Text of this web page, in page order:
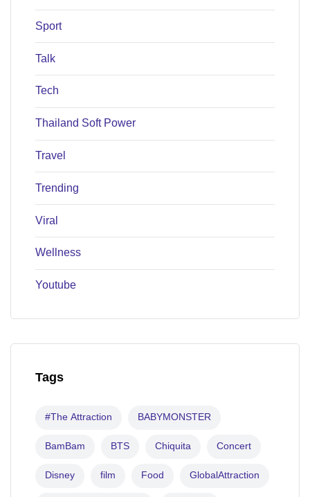
Sport
Talk
Tech
Thailand Soft Power
Travel
Trending
Viral
Wellness
Youtube
Tags
#The Attraction BABYMONSTER
BamBam BTS Chiquita Concert
Disney film Food GlobalAttraction